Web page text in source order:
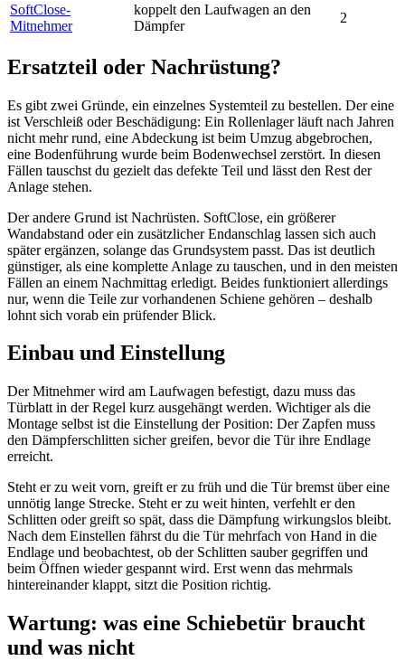
SoftClose-
Mitnehmer
koppelt den Laufwagen an den
Dämpfer
2
Ersatzteil oder Nachrüstung?
Es gibt zwei Gründe, ein einzelnes Systemteil zu bestellen. Der eine
ist Verschleiß oder Beschädigung: Ein Rollenlager läuft nach Jahren
nicht mehr rund, eine Abdeckung ist beim Umzug abgebrochen,
eine Bodenführung wurde beim Bodenwechsel zerstört. In diesen
Fällen tauschst du gezielt das defekte Teil und lässt den Rest der
Anlage stehen.
Der andere Grund ist Nachrüsten. SoftClose, ein größerer
Wandabstand oder ein zusätzlicher Endanschlag lassen sich auch
später ergänzen, solange das Grundsystem passt. Das ist deutlich
günstiger, als eine komplette Anlage zu tauschen, und in den meisten
Fällen an einem Nachmittag erledigt. Beides funktioniert allerdings
nur, wenn die Teile zur vorhandenen Schiene gehören – deshalb
lohnt sich vorab ein prüfender Blick.
Einbau und Einstellung
Der Mitnehmer wird am Laufwagen befestigt, dazu muss das
Türblatt in der Regel kurz ausgehängt werden. Wichtiger als die
Montage selbst ist die Einstellung der Position: Der Zapfen muss
den Dämpferschlitten sicher greifen, bevor die Tür ihre Endlage
erreicht.
Steht er zu weit vorn, greift er zu früh und die Tür bremst über eine
unnötig lange Strecke. Steht er zu weit hinten, verfehlt er den
Schlitten oder greift so spät, dass die Dämpfung wirkungslos bleibt.
Nach dem Einstellen fährst du die Tür mehrfach von Hand in die
Endlage und beobachtest, ob der Schlitten sauber gegriffen und
beim Öffnen wieder gespannt wird. Erst wenn das mehrmals
hintereinander klappt, sitzt die Position richtig.
Wartung: was eine Schiebetür braucht
und was nicht